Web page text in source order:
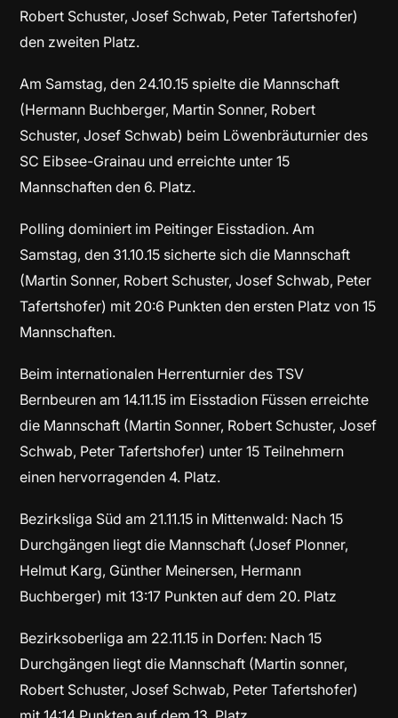
Robert Schuster, Josef Schwab, Peter Tafertshofer)
den zweiten Platz.
Am Samstag, den 24.10.15 spielte die Mannschaft
(Hermann Buchberger, Martin Sonner, Robert
Schuster, Josef Schwab) beim Löwenbräuturnier des
SC Eibsee-Grainau und erreichte unter 15
Mannschaften den 6. Platz.
Polling dominiert im Peitinger Eisstadion. Am
Samstag, den 31.10.15 sicherte sich die Mannschaft
(Martin Sonner, Robert Schuster, Josef Schwab, Peter
Tafertshofer) mit 20:6 Punkten den ersten Platz von 15
Mannschaften.
Beim internationalen Herrenturnier des TSV
Bernbeuren am 14.11.15 im Eisstadion Füssen erreichte
die Mannschaft (Martin Sonner, Robert Schuster, Josef
Schwab, Peter Tafertshofer) unter 15 Teilnehmern
einen hervorragenden 4. Platz.
Bezirksliga Süd am 21.11.15 in Mittenwald: Nach 15
Durchgängen liegt die Mannschaft (Josef Plonner,
Helmut Karg, Günther Meinersen, Hermann
Buchberger) mit 13:17 Punkten auf dem 20. Platz
Bezirksoberliga am 22.11.15 in Dorfen: Nach 15
Durchgängen liegt die Mannschaft (Martin sonner,
Robert Schuster, Josef Schwab, Peter Tafertshofer)